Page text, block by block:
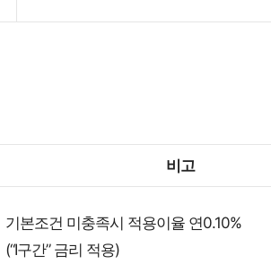
비고
기본조건 미충족시 적용이율 연0.10%
(“Ⅰ구간” 금리 적용)